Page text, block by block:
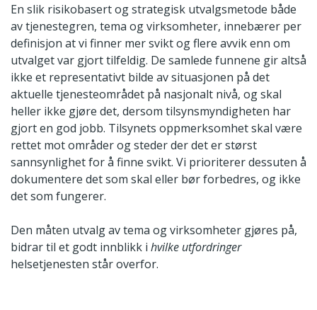
En slik risikobasert og strategisk utvalgsmetode både
av tjenestegren, tema og virksomheter, innebærer per
definisjon at vi finner mer svikt og flere avvik enn om
utvalget var gjort tilfeldig. De samlede funnene gir altså
ikke et representativt bilde av situasjonen på det
aktuelle tjenesteområdet på nasjonalt nivå, og skal
heller ikke gjøre det, dersom tilsynsmyndigheten har
gjort en god jobb. Tilsynets oppmerksomhet skal være
rettet mot områder og steder der det er størst
sannsynlighet for å finne svikt. Vi prioriterer dessuten å
dokumentere det som skal eller bør forbedres, og ikke
det som fungerer.
Den måten utvalg av tema og virksomheter gjøres på,
bidrar til et godt innblikk i hvilke utfordringer
helsetjenesten står overfor.